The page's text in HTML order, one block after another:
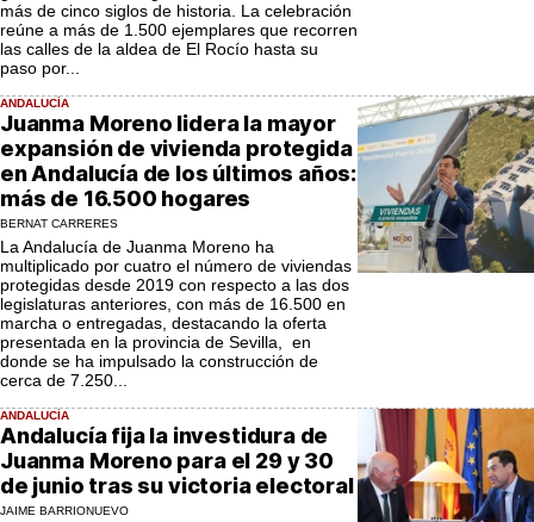
más de cinco siglos de historia. La celebración
reúne a más de 1.500 ejemplares que recorren
las calles de la aldea de El Rocío hasta su
paso por...
ANDALUCÍA
Juanma Moreno lidera la mayor
expansión de vivienda protegida
en Andalucía de los últimos años:
más de 16.500 hogares
BERNAT CARRERES
La Andalucía de Juanma Moreno ha
multiplicado por cuatro el número de viviendas
protegidas desde 2019 con respecto a las dos
legislaturas anteriores, con más de 16.500 en
marcha o entregadas, destacando la oferta
presentada en la provincia de Sevilla, en
donde se ha impulsado la construcción de
cerca de 7.250...
ANDALUCÍA
Andalucía fija la investidura de
Juanma Moreno para el 29 y 30
de junio tras su victoria electoral
JAIME BARRIONUEVO